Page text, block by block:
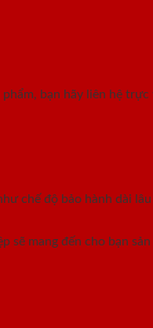
bạn hãy liên hệ
chế độ bảo hành dài
sẽ mang đến cho bạn